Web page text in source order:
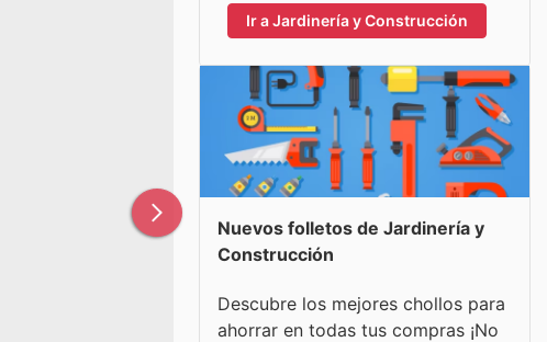
Ir a Jardinería y Construcción
Nuevos folletos de Jardinería y
Construcción
Descubre los mejores chollos para
ahorrar en todas tus compras ¡No